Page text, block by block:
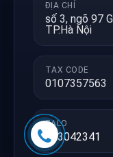
ĐỊA CHỈ
số 3, ngõ 97
TP.Hà Nội
TAX CODE
0107357563
ZALO
963042341